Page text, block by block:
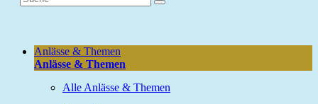
Anlässe & Themen
Anlässe & Themen
Alle Anlässe & Themen